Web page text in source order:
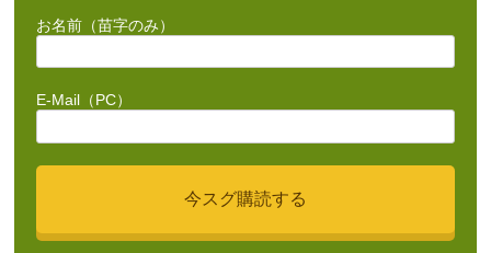
お名前（苗字のみ）
E-Mail（PC）